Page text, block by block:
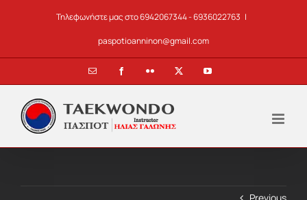
Τηλεφωνήστε μας στο 6942067344 - 6936022763 |
paspotioanninon@gmail.com
Email FacebookFlickr YouTube